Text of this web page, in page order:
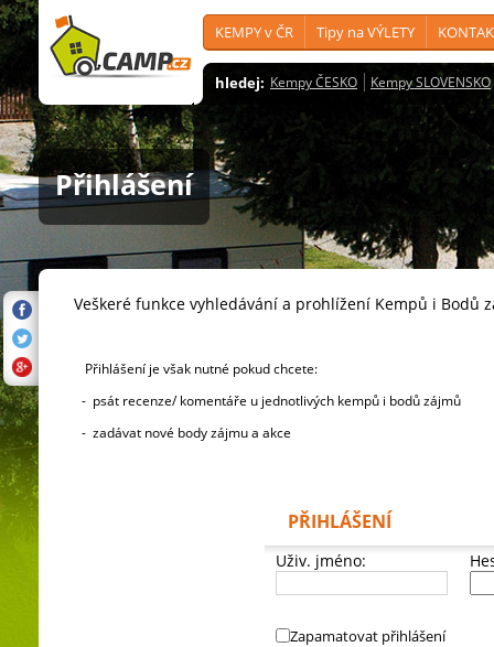
KEMPY v ČR Tipy na VÝLETY
hledej: Kempy ČESKO Kempy SLOVENSKO
Přihlášení
Veškeré funkce vyhledávání a prohlížení Kempů i
Přihlášení je však nutné pokud chcete:
- psát recenze/ komentáře u jednotlivých kempů i bodů zájmů
- zadávat nové body zájmu a akce
PŘIHLÁŠENÍ
Uživ. jméno:
Zapamatovat přihlášení